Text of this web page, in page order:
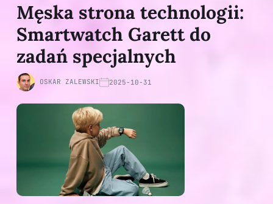
Męska strona technologii:
Smartwatch Garett do
zadań specjalnych
OSKAR ZALEWSKI 2025-10-31